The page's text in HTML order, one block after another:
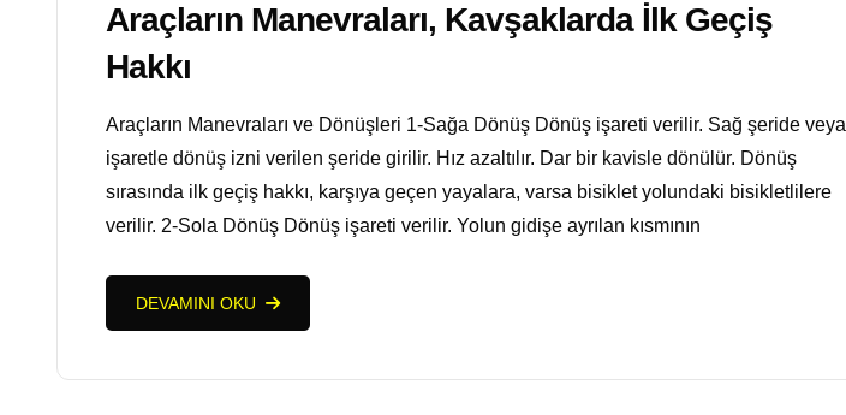
Araçların Manevraları, Kavşaklarda İlk Geçiş
Hakkı
Araçların Manevraları ve Dönüşleri 1-Sağa Dönüş Dönüş işareti verilir. Sağ şeride veya
işaretle dönüş izni verilen şeride girilir. Hız azaltılır. Dar bir kavisle dönülür. Dönüş
sırasında ilk geçiş hakkı, karşıya geçen yayalara, varsa bisiklet yolundaki bisikletlilere
verilir. 2-Sola Dönüş Dönüş işareti verilir. Yolun gidişe ayrılan kısmının
DEVAMINI OKU